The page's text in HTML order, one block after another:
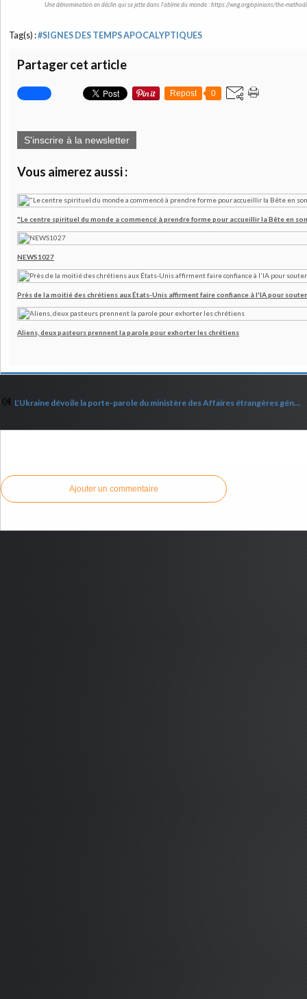
Une dénomination en déclin qui se jette dans l’abîme du monde : https://wng.org/opinions/the-
Tag(s) :#SIGNES DES TEMPS APOCALYPTIQUES
Partager cet article
Repost 0
S'inscrire à la newsletter
Vous aimerez aussi :
"Le centre spirituel du monde a commencé à prendre forme pour accueillir la Bête en
NEWS1027
Près de la moitié des chrétiens aux États-Unis affirment faire confiance à l'IA pour
Aliens, deux pasteurs prennent la parole pour exhorter les chrétiens
L’Ukraine dévoile la porte-parole du ministère des Affaires étrangères générée par l’IA
Ajouter un commentaire